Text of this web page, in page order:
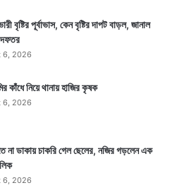
কোথাও যাত্রা, কোনও শুভকাজে
ইত্যাদি যেকোনও এই কাজ
শুভ ফল পাওয়া যেতে পারে।
বৃষ্টির পূর্বাভাস, কেন বৃষ্টির দাপট বাড়ল, জানাল
6, 2026
কাঁধে নিয়ে থানায় হাজির কৃষক
6, 2026
না ডাকায় চাকরি গেল ছেলের, নজির গড়লেন এক
6, 2026